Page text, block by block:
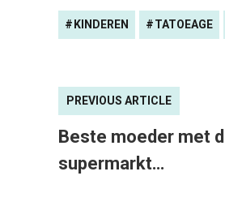
KINDEREN TATOEAGE
PREVIOUS ARTICLE
Beste moeder met
supermarkt…